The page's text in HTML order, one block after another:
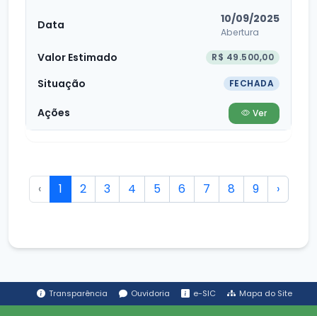
10/09/2025
Abertura
R$ 49.500,00
FECHADA
Ver
‹ 1 2 3 4 5 6 7 8 9 ›
Transparência Ouvidoria e-SIC Mapa do Site